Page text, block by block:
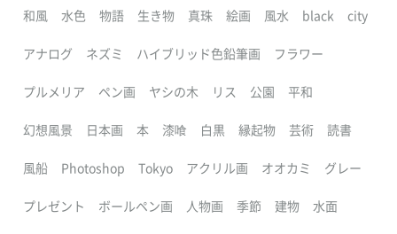
和風 水色 物語 生き物 真珠 絵画 風水 black city
アナログ ネズミ ハイブリッド色鉛筆画 フラワー
プルメリア ペン画 ヤシの木 リス 公園 平和
幻想風景 日本画 本 漆喰 白黒 縁起物 芸術 読書
風船 Photoshop Tokyo アクリル画 オオカミ グレー
プレゼント ボールペン画 人物画 季節 建物 水面